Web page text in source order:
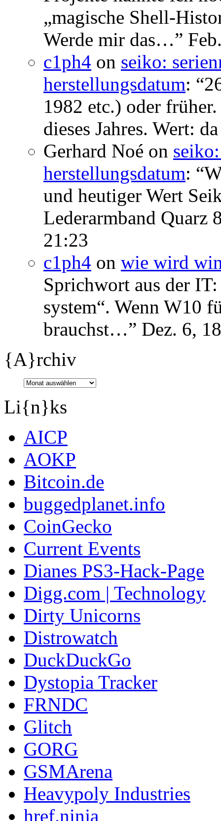
„magische Shell-
Werde mir das…”
c1ph4 on seiko:
herstellungsdatum: “
1982 etc.) oder
dieses Jahres. Wert:
Gerhard Noé on
herstellungsdatum: “
und heutiger Wert
Lederarmband Quarz
21:23
c1ph4 on wie wird
Sprichwort aus der
system“. Wenn W10
brauchst…” Dez. 6,
{A}rchiv
Li{n}ks
AICP
AOKP
Bitcoin.de
buggedplanet.info
CoinGecko
Current Events
Dianes PS3-Hack-Page
Digg.com | Technology
Dirty Unicorns
Distrowatch
DuckDuckGo
Dystopia Tracker
FRNDC
Glitch
GORG
GSMArena
Heavypoly Industries
href.ninja